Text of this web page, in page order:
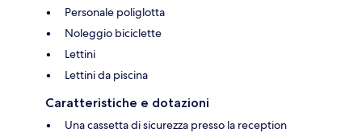
Personale poliglotta
Noleggio biciclette
Lettini
Lettini da piscina
Caratteristiche e dotazioni
Una cassetta di sicurezza presso la reception